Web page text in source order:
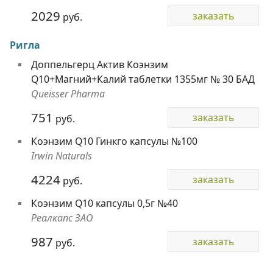
2029 руб. заказать
Ригла
Доппельгерц Актив Коэнзим
Q10+Магний+Калий таблетки 1355мг № 30 БАД
Queisser Pharma
751 руб.
заказать
Коэнзим Q10 Гинкго капсулы №100
Irwin Naturals
4224 руб.
заказать
Коэнзим Q10 капсулы 0,5г №40
Реалкапс ЗАО
987 руб.
заказать